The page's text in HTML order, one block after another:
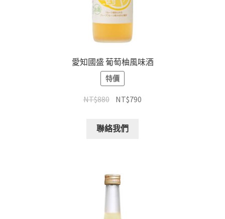
愛知國盛 葡萄柚風味酒
特價
NT$880 NT$790
聯絡我們